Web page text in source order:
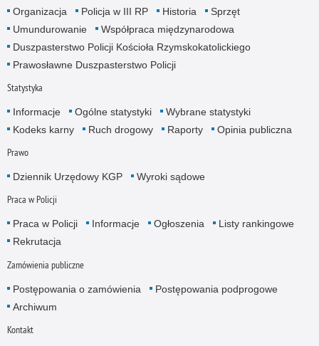
Organizacja
Policja w III RP Historia
Sprzęt
Umundurowanie
Współpraca międzynarodowa
Duszpasterstwo Policji Kościoła Rzymskokatolickiego
Prawosławne Duszpasterstwo Policji
Statystyka
Informacje Ogólne statystyki
Wybrane statystyki
Kodeks karny
Ruch drogowy Raporty Opinia publiczna
Prawo
Dziennik Urzędowy KGP Wyroki sądowe
Praca w Policji
Praca w Policji Informacje Ogłoszenia
Listy rankingowe
Rekrutacja
Zamówienia publiczne
Postępowania o zamówienia
Postępowania podprogowe
Archiwum
Kontakt